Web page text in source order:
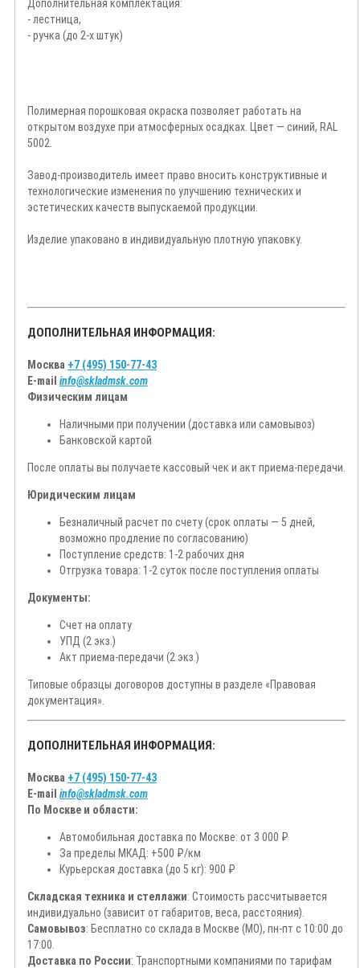
Дополнительная комплектация:
- лестница,
- ручка (до 2-х штук)
Полимерная порошковая окраска позволяет работать на
открытом воздухе при атмосферных осадках. Цвет — синий, RAL
5002.
Завод-производитель имеет право вносить конструктивные и
технологические изменения по улучшению технических и
эстетических качеств выпускаемой продукции.
Изделие упаковано в индивидуальную плотную упаковку.
ДОПОЛНИТЕЛЬНАЯ ИНФОРМАЦИЯ:
Москва +7 (495) 150-77-43
E-mail info@skladmsk.com
Физическим лицам
Наличными при получении (доставка или самовывоз)
Банковской картой
После оплаты вы получаете кассовый чек и акт приема-передачи.
Юридическим лицам
Безналичный расчет по счету (срок оплаты — 5 дней,
возможно продление по согласованию)
Поступление средств: 1-2 рабочих дня
Отгрузка товара: 1-2 суток после поступления оплаты
Документы:
Счет на оплату
УПД (2 экз.)
Акт приема-передачи (2 экз.)
Типовые образцы договоров доступны в разделе «Правовая
документация».
ДОПОЛНИТЕЛЬНАЯ ИНФОРМАЦИЯ:
Москва +7 (495) 150-77-43
E-mail info@skladmsk.com
По Москве и области:
Автомобильная доставка по Москве: от 3 000 ₽
За пределы МКАД: +500 ₽/км
Курьерская доставка (до 5 кг): 900 ₽
Складская техника и стеллажи: Стоимость рассчитывается
индивидуально (зависит от габаритов, веса, расстояния).
Самовывоз: Бесплатно со склада в Москве (МО), пн-пт с 10:00 до
17:00.
Доставка по России: Транспортными компаниями по тарифам